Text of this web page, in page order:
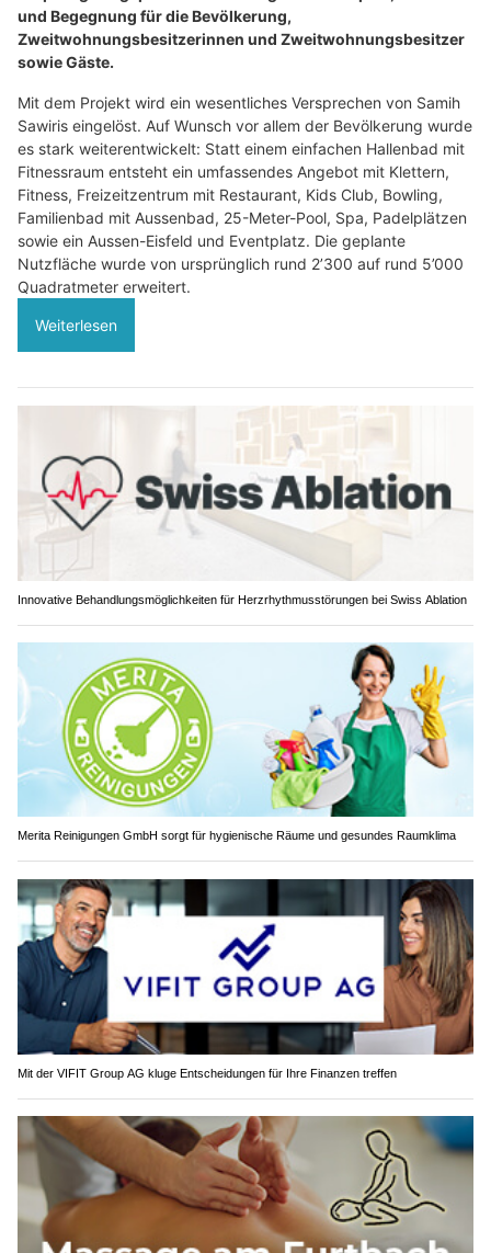
und Begegnung für die Bevölkerung,
Zweitwohnungsbesitzerinnen und Zweitwohnungsbesitzer
sowie Gäste.
Mit dem Projekt wird ein wesentliches Versprechen von Samih
Sawiris eingelöst. Auf Wunsch vor allem der Bevölkerung wurde
es stark weiterentwickelt: Statt einem einfachen Hallenbad mit
Fitnessraum entsteht ein umfassendes Angebot mit Klettern,
Fitness, Freizeitzentrum mit Restaurant, Kids Club, Bowling,
Familienbad mit Aussenbad, 25-Meter-Pool, Spa, Padelplätzen
sowie ein Aussen-Eisfeld und Eventplatz. Die geplante
Nutzfläche wurde von ursprünglich rund 2’300 auf rund 5’000
Quadratmeter erweitert.
Weiterlesen
Innovative Behandlungsmöglichkeiten für Herzrhythmusstörungen bei Swiss Ablation
Merita Reinigungen GmbH sorgt für hygienische Räume und gesundes Raumklima
Mit der VIFIT Group AG kluge Entscheidungen für Ihre Finanzen treffen